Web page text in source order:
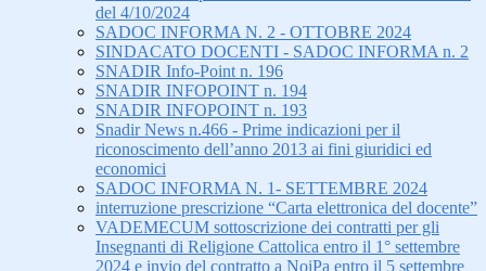
del 4/10/2024
SADOC INFORMA N. 2 - OTTOBRE 2024
SINDACATO DOCENTI - SADOC INFORMA n. 2
SNADIR Info-Point n. 196
SNADIR INFOPOINT n. 194
SNADIR INFOPOINT n. 193
Snadir News n.466 - Prime indicazioni per il
riconoscimento dell’anno 2013 ai fini giuridici ed
economici
SADOC INFORMA N. 1- SETTEMBRE 2024
interruzione prescrizione “Carta elettronica del docente”
VADEMECUM sottoscrizione dei contratti per gli
Insegnanti di Religione Cattolica entro il 1° settembre
2024 e invio del contratto a NoiPa entro il 5 settembre